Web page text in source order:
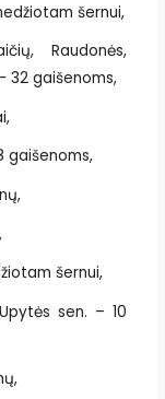
šernui,
Raudonės,
32 gaišenoms,
gaišenoms,
šernui,
sen. – 10